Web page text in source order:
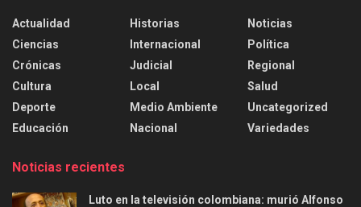
Actualidad
Ciencias
Crónicas
Cultura
Deporte
Educación
Historias
Internacional
Judicial
Local
Medio Ambiente
Nacional
Noticias
Política
Regional
Salud
Uncategorized
Variedades
Noticias recientes
Luto en la televisión colombiana: murió Alfonso